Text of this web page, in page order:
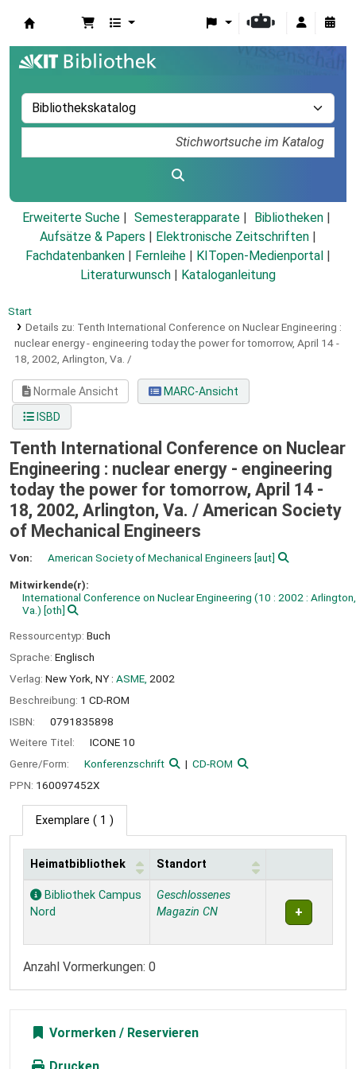
Erweiterte Suche Semesterapparate
Bibliotheken
Aufsätze & Papers
Elektronische Zeitschriften
Fachdatenbanken
Fernleihe KITopen-Medienportal
Literaturwunsch
Kataloganleitung
Start
Details zu: Tenth International Conference on Nuclear Engineering :
nuclear energy - engineering today the power for tomorrow, April 14 -
18, 2002, Arlington, Va. /
Normale Ansicht
MARC-Ansicht
ISBD
Tenth International Conference on Nuclear
Engineering : nuclear energy - engineering
today the power for tomorrow, April 14 -
18, 2002, Arlington, Va. / American Society
of Mechanical Engineers
Von: American Society of Mechanical Engineers [aut]
Mitwirkende(r):
International Conference on Nuclear Engineering (10 : 2002 : Arlington,
Va.) [oth]
Ressourcentyp: Buch
Sprache: Englisch
Verlag: New York, NY : ASME, 2002
Beschreibung: 1 CD-ROM
ISBN:
0791835898
Weitere Titel:
ICONE 10
Genre/Form:
Konferenzschrift
CD-ROM
PPN: 160097452X
Exemplare ( 1 )
Exemplare
Heimatbibliothek Standort
Bibliothek Campus
Nord
Geschlossenes
Magazin CN
Anzahl Vormerkungen: 0
Vormerken